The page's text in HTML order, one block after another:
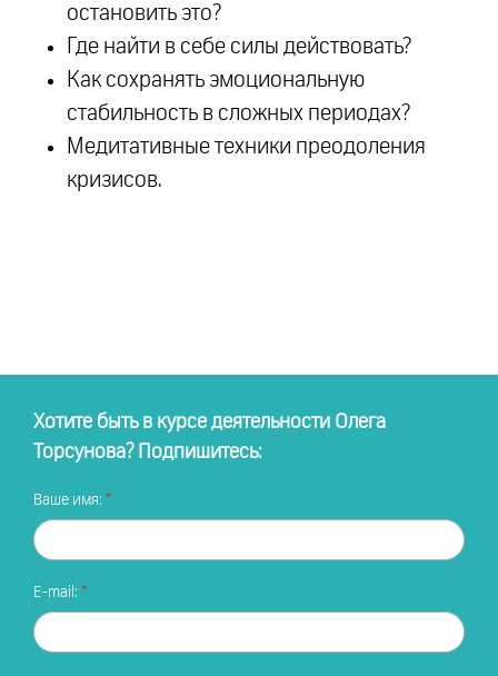
остановить это?
Где найти в себе силы действовать?
Как сохранять эмоциональную
стабильность в сложных периодах?
Медитативные техники преодоления
кризисов.
Хотите быть в курсе деятельности Олега
Торсунова? Подпишитесь:
Ваше имя:
E-mail: